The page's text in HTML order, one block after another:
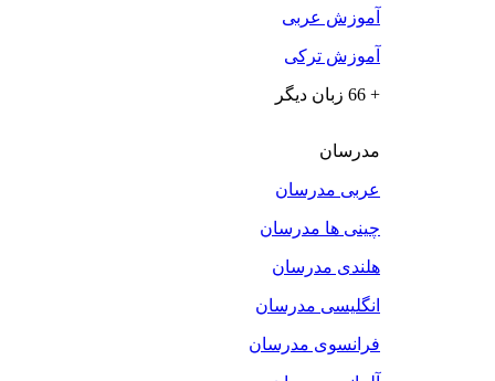
آموزش عربی
آموزش ترکی
+ 66 زبان دیگر
مدرسان
عربی مدرسان
چینی ها مدرسان
هلندی مدرسان
انگلیسی مدرسان
فرانسوی مدرسان